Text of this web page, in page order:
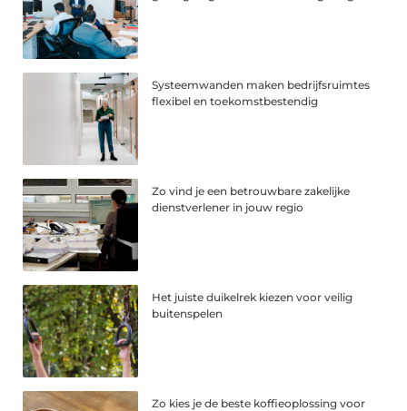
Systeemwanden maken bedrijfsruimtes
flexibel en toekomstbestendig
Zo vind je een betrouwbare zakelijke
dienstverlener in jouw regio
Het juiste duikelrek kiezen voor veilig
buitenspelen
Zo kies je de beste koffieoplossing voor